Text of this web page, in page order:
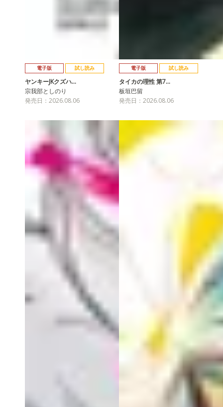
電子版 試し読み
ヤンキーJKクズハ…
宗我部としのり
発売日：2026.08.06
電子版 試し読み
タイカの理性 第7…
板垣巴留
発売日：2026.08.06